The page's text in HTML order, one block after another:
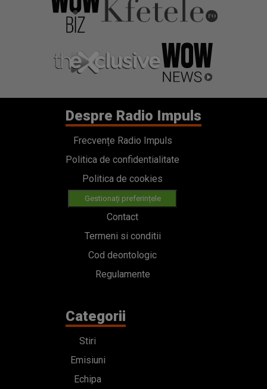
Despre Radio Impuls
Frecvențe Radio Impuls
Politica de confidentialitate
Politica de cookies
Gestionați preferințele
Contact
Termeni si conditii
Cod deontologic
Regulamente
Categorii
Stiri
Emisiuni
Echipa